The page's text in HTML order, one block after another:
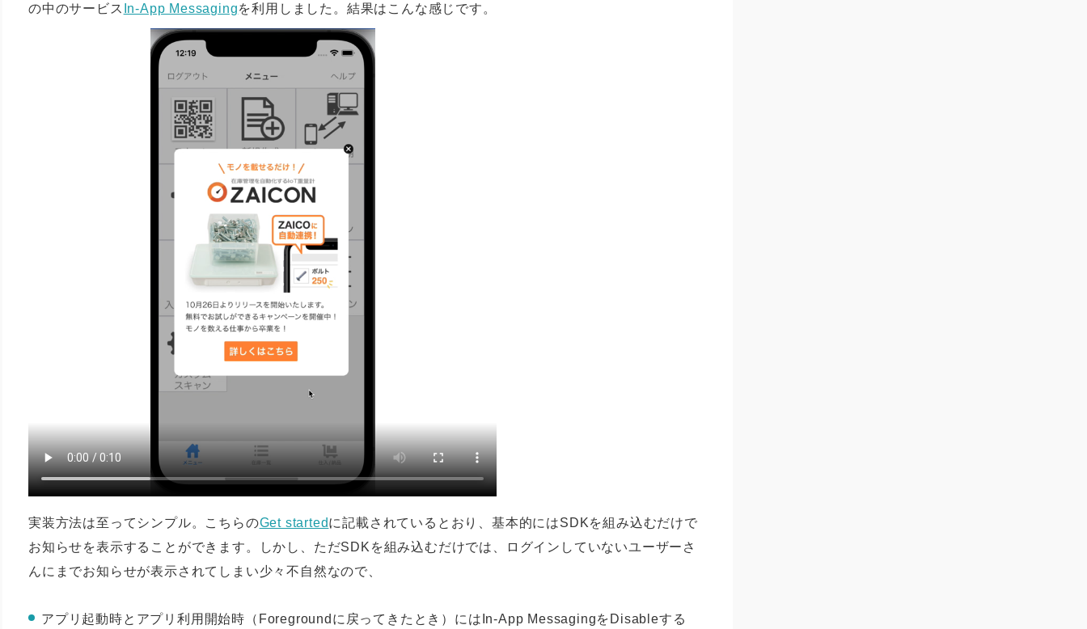
の中のサービス In-App Messagingを利用しました。結果はこんな感じです。
実装方法は至ってシンプル。こちらのGet startedに記載されているとおり、基本的にはSDKを組み込むだけで
お知らせを表示することができます。しかし、ただSDKを組み込むだけでは、ログインしていないユーザーさ
んにまでお知らせが表示されてしまい少々不自然なので、
アプリ起動時とアプリ利用開始時（Foregroundに戻ってきたとき）にはIn-App MessagingをDisableする